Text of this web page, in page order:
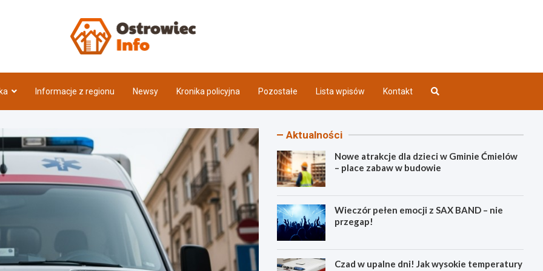
Informacje z regionu Newsy Kronika policyjna Pozostałe Lista wpisów Kontakt
Aktualności
Nowe atrakcje dla dzieci w Gminie Ćmielów
– place zabaw w budowie
Wieczór pełen emocji z SAX BAND – nie
przegap!
Czad w upalne dni! Jak wysokie temperatury